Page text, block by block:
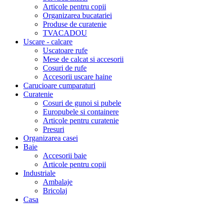
Articole pentru copii
Organizarea bucatariei
Produse de curatenie
TVACADOU
Uscare - calcare
Uscatoare rufe
Mese de calcat si accesorii
Cosuri de rufe
Accesorii uscare haine
Carucioare cumparaturi
Curatenie
Cosuri de gunoi si pubele
Europubele si containere
Articole pentru curatenie
Presuri
Organizarea casei
Baie
Accesorii baie
Articole pentru copii
Industriale
Ambalaje
Bricolaj
Casa